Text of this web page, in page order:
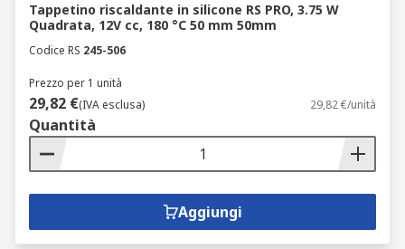
Tappetino riscaldante in silicone RS PRO, 3.75 W
Quadrata, 12V cc, 180 °C 50 mm 50mm
Codice RS 245-506
Prezzo per 1 unità
29,82 €(IVA esclusa) 29,82 €/unità
Quantità
Aggiungi